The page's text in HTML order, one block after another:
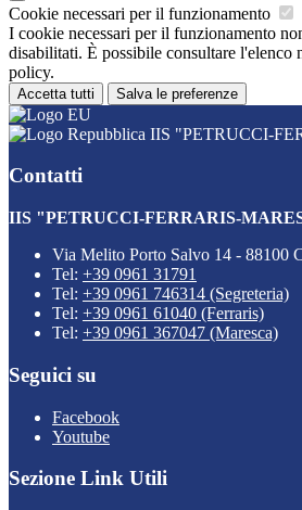
Cookie necessari per il funzionamento
I cookie necessari per il funzionamento
disabilitati. È possibile consultare l'elenco
policy.
Accetta tutti Salva le preferenze
IIS "PETRUCCI-
Contatti
IIS "PETRUCCI-FERRARIS-
Via Melito Porto Salvo 14 - 88100
Tel: +39 0961 31791
Tel: +39 0961 746314 (Segreteria)
Tel: +39 0961 61040 (Ferraris)
Tel: +39 0961 367047 (Maresca)
Seguici su
Facebook
Youtube
Sezione Link Utili